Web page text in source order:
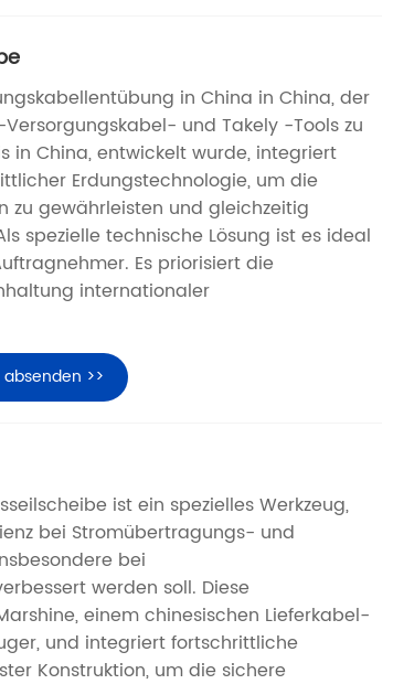
in China in China, der
und Takely -Tools zu
in China, entwickelt wurde, integriert
Erdungstechnologie, um die
zu gewährleisten und gleichzeitig
spezielle technische Lösung ist es ideal
Es priorisiert die
internationaler
>>
ist ein spezielles Werkzeug,
bei Stromübertragungs- und
bei
werden soll. Diese
einem chinesischen Lieferkabel-
und integriert fortschrittliche
Konstruktion, um die sichere